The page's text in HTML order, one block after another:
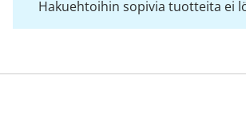
Hakuehtoihin sopivia tuotteita ei